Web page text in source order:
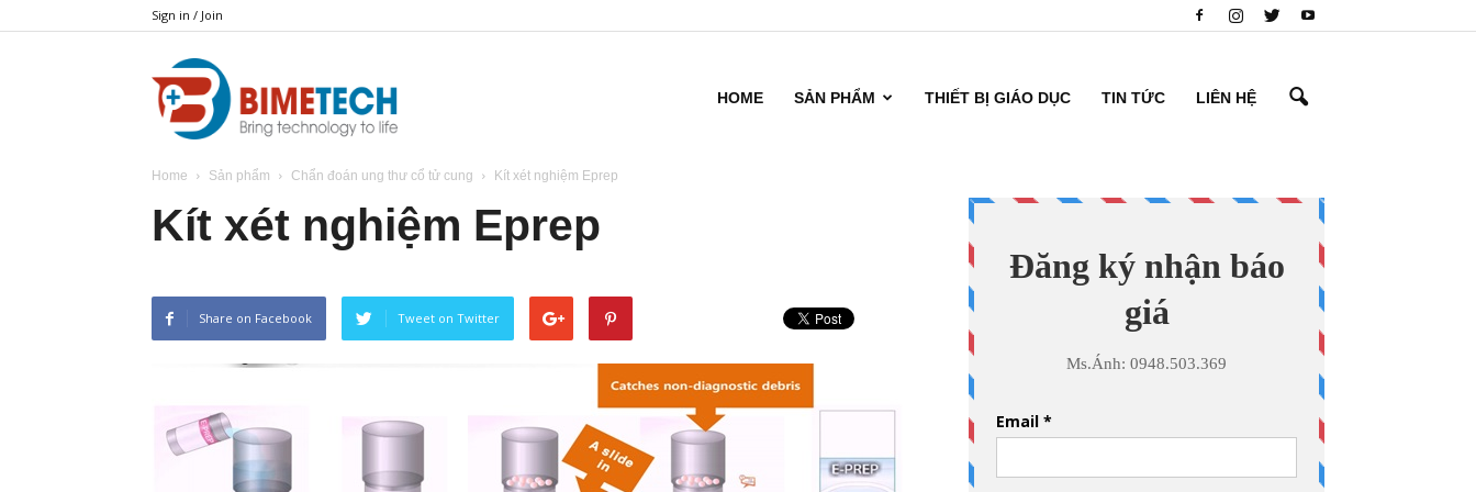
Sign in / Join
HOME SẢN PHẨM THIẾT BỊ GIÁO DỤC TIN TỨC LIÊN HỆ
Home Sản phẩm Chẩn đoán ung thư cổ tử cung Kít xét nghiệm Eprep
Kít xét nghiệm Eprep
Share on Facebook Tweet on Twitter